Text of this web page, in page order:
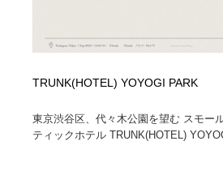
TRUNK(HOTEL) YOYOGI PARK
東京渋谷区、代々木公園を望む スモー
ティックホテル TRUNK(HOTEL)